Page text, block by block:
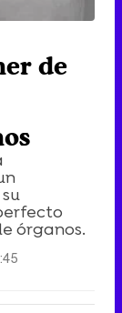
de
órganos.